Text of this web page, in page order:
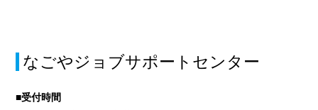
なごやジョブサポートセンター
■受付時間